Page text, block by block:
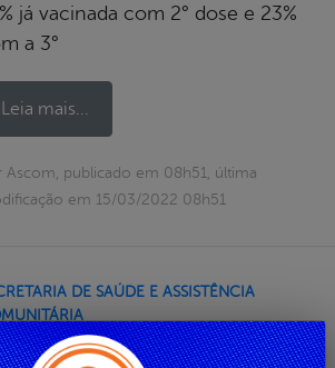
já vacinada com 2° dose e 23%
a 3°
Leia mais...
Ascom, publicado em 08h51, última
em 15/03/2022 08h51
DE SAÚDE E ASSISTÊNCIA
CORONAVÍRUS –